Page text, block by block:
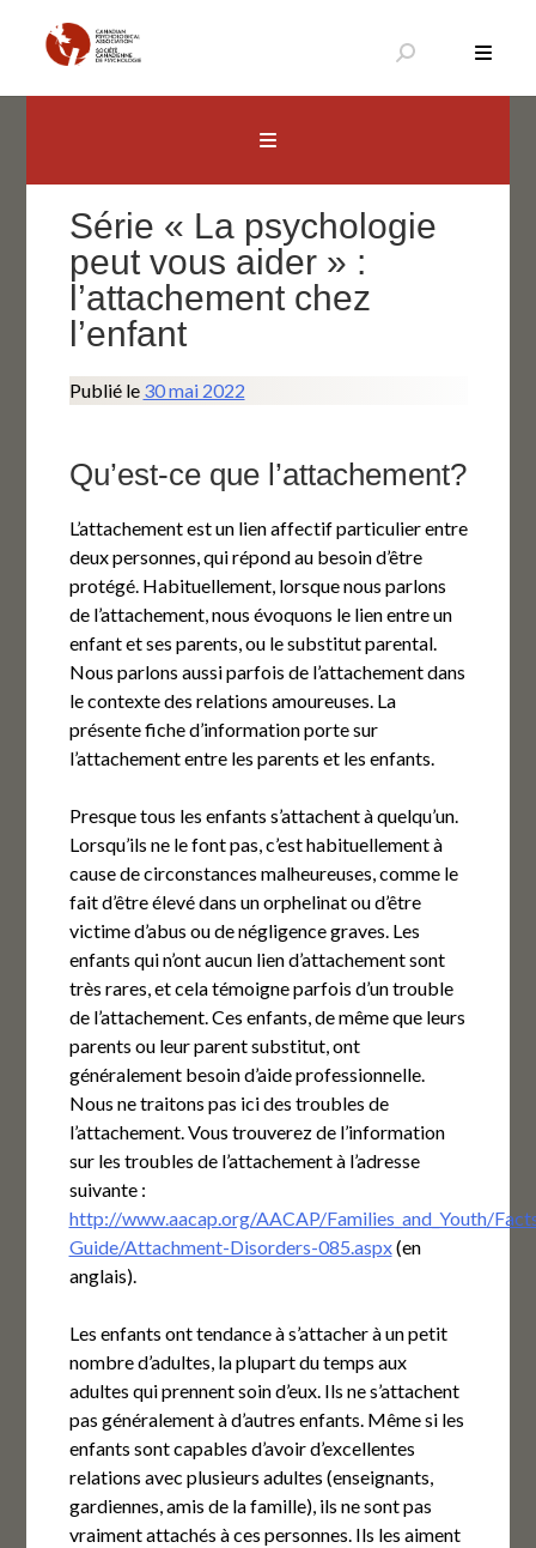
contenu
Série « La psychologie
peut vous aider » :
l’attachement chez
l’enfant
Publié le 30 mai 2022
Qu’est-ce que l’attachement?
L’attachement est un lien affectif particulier entre
deux personnes, qui répond au besoin d’être
protégé. Habituellement, lorsque nous parlons
de l’attachement, nous évoquons le lien entre un
enfant et ses parents, ou le substitut parental.
Nous parlons aussi parfois de l’attachement dans
le contexte des relations amoureuses. La
présente fiche d’information porte sur
l’attachement entre les parents et les enfants.
Presque tous les enfants s’attachent à quelqu’un.
Lorsqu’ils ne le font pas, c’est habituellement à
cause de circonstances malheureuses, comme le
fait d’être élevé dans un orphelinat ou d’être
victime d’abus ou de négligence graves. Les
enfants qui n’ont aucun lien d’attachement sont
très rares, et cela témoigne parfois d’un trouble
de l’attachement. Ces enfants, de même que leurs
parents ou leur parent substitut, ont
généralement besoin d’aide professionnelle.
Nous ne traitons pas ici des troubles de
l’attachement. Vous trouverez de l’information
sur les troubles de l’attachement à l’adresse
suivante :
http://www.aacap.org/AACAP/Families_and_Youth/
Guide/Attachment-Disorders-085.aspx(en
anglais).
Les enfants ont tendance à s’attacher à un petit
nombre d’adultes, la plupart du temps aux
adultes qui prennent soin d’eux. Ils ne s’attachent
pas généralement à d’autres enfants. Même si les
enfants sont capables d’avoir d’excellentes
relations avec plusieurs adultes (enseignants,
gardiennes, amis de la famille), ils ne sont pas
vraiment attachés à ces personnes. Ils les aiment